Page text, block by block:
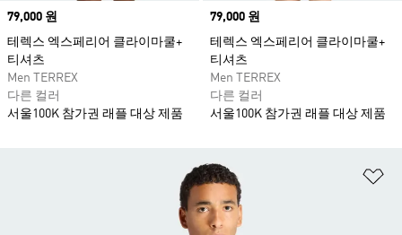
Price
79,000 원
테렉스 엑스페리어 클라이마쿨+
티셔츠
Men TERREX
다른 컬러
서울100K 참가권 래플 대상 제품
Price
79,000 원
테렉스 엑스페리어 클라이마쿨+
티셔츠
Men TERREX
다른 컬러
서울100K 참가권 래플 대상 제품